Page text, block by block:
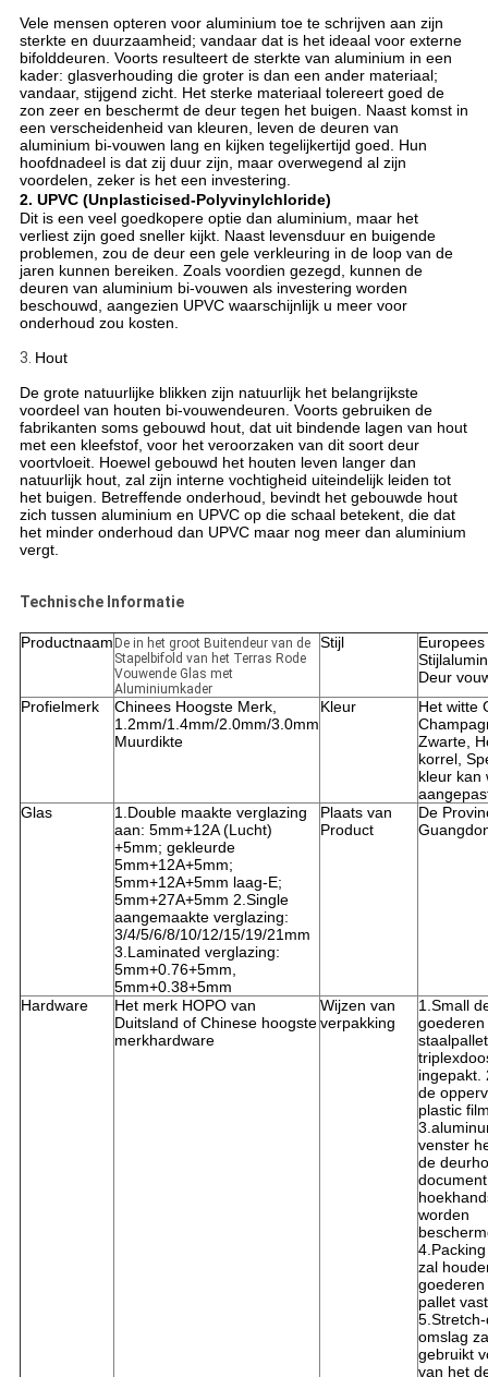
Vele mensen opteren voor aluminium toe te schrijven aan zijn
sterkte en duurzaamheid; vandaar dat is het ideaal voor externe
bifolddeuren. Voorts resulteert de sterkte van aluminium in een
kader: glasverhouding die groter is dan een ander materiaal;
vandaar, stijgend zicht. Het sterke materiaal tolereert goed de
zon zeer en beschermt de deur tegen het buigen. Naast komst in
een verscheidenheid van kleuren, leven de deuren van
aluminium bi-vouwen lang en kijken tegelijkertijd goed. Hun
hoofdnadeel is dat zij duur zijn, maar overwegend al zijn
voordelen, zeker is het een investering.
2. UPVC (Unplasticised-Polyvinylchloride)
Dit is een veel goedkopere optie dan aluminium, maar het
verliest zijn goed sneller kijkt. Naast levensduur en buigende
problemen, zou de deur een gele verkleuring in de loop van de
jaren kunnen bereiken. Zoals voordien gezegd, kunnen de
deuren van aluminium bi-vouwen als investering worden
beschouwd, aangezien UPVC waarschijnlijk u meer voor
onderhoud zou kosten.
3. Hout
De grote natuurlijke blikken zijn natuurlijk het belangrijkste
voordeel van houten bi-vouwendeuren. Voorts gebruiken de
fabrikanten soms gebouwd hout, dat uit bindende lagen van hout
met een kleefstof, voor het veroorzaken van dit soort deur
voortvloeit. Hoewel gebouwd het houten leven langer dan
natuurlijk hout, zal zijn interne vochtigheid uiteindelijk leiden tot
het buigen. Betreffende onderhoud, bevindt het gebouwde hout
zich tussen aluminium en UPVC op die schaal betekent, die dat
het minder onderhoud dan UPVC maar nog meer dan aluminium
vergt.
Technische Informatie
Productnaam De in het groot Buitendeur van de
Stapelbifold van het Terras Rode
Vouwende Glas met
Aluminiumkader
Stijl
Europees
Deur
Profielmerk
Chinees Hoogste Merk,
1.2mm/1.4mm/2.0mm/3.0mm
Muurdikte
Kleur
Het witte
Zwarte,
korrel,
kleur kan
Glas
1.Double maakte verglazing
aan: 5mm+12A (Lucht)
+5mm; gekleurde
5mm+12A+5mm;
5mm+12A+5mm laag-E;
5mm+27A+5mm 2.Single
aangemaakte verglazing:
3/4/5/6/8/10/12/15/19/21mm
3.Laminated verglazing:
5mm+0.76+5mm,
5mm+0.38+5mm
Plaats van
Product
De
Hardware
Het merk HOPO van
Duitsland of Chinese hoogste
merkhardware
Wijzen van
verpakking
1.Small
ingepakt.
de
plastic
venster
de
document
worden
zal
pallet
omslag
gebruikt
van het